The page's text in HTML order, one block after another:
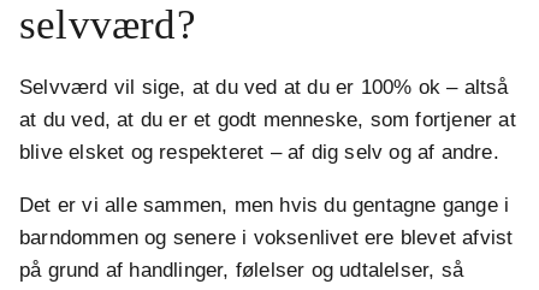
selvværd?
Selvværd vil sige, at du ved at du er 100% ok – altså
at du ved, at du er et godt menneske, som fortjener at
blive elsket og respekteret – af dig selv og af andre.
Det er vi alle sammen, men hvis du gentagne gange i
barndommen og senere i voksenlivet ere blevet afvist
på grund af handlinger, følelser og udtalelser, så